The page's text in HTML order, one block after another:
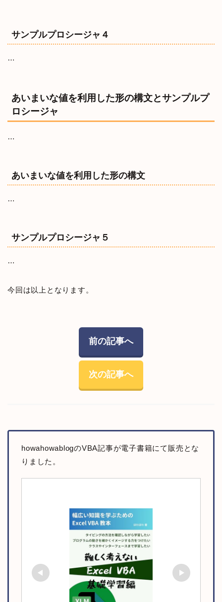
サンプルプロシージャ４
…
あいまいな値を利用した形の構文とサンプルプ
ロシージャ
…
あいまいな値を利用した形の構文
…
サンプルプロシージャ５
…
今回は以上となります。
前の記事へ
次の記事へ
howahowablogのVBA記事が電子書籍にて販売とな
りました。